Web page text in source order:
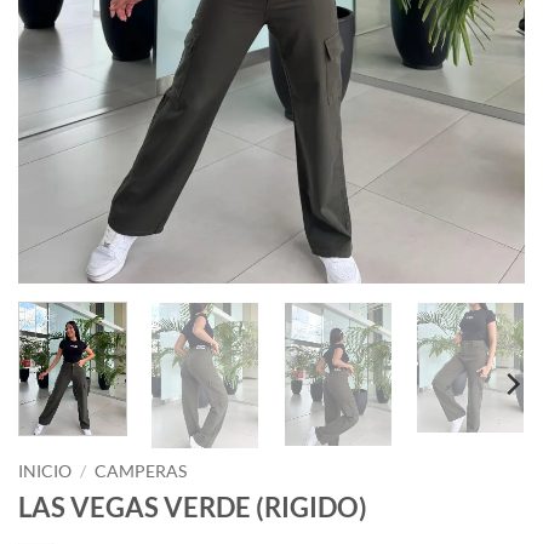
INICIO / CAMPERAS
LAS VEGAS VERDE (RIGIDO)